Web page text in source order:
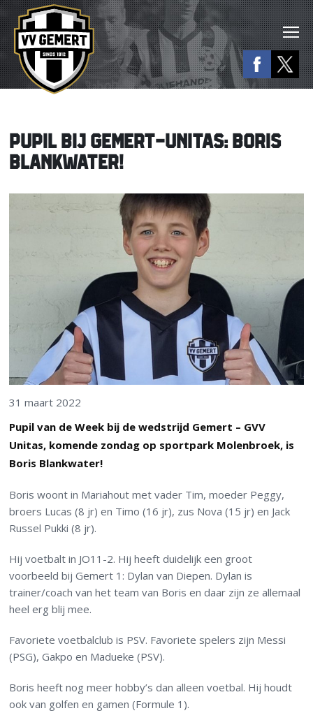
PUPIL BIJ GEMERT-UNITAS: BORIS
BLANKWATER!
31 maart 2022
Pupil van de Week bij de wedstrijd Gemert – GVV
Unitas, komende zondag op sportpark Molenbroek, is
Boris Blankwater!
Boris woont in Mariahout met vader Tim, moeder Peggy,
broers Lucas (8 jr) en Timo (16 jr), zus Nova (15 jr) en Jack
Russel Pukki (8 jr).
Hij voetbalt in JO11-2. Hij heeft duidelijk een groot
voorbeeld bij Gemert 1: Dylan van Diepen. Dylan is
trainer/coach van het team van Boris en daar zijn ze allemaal
heel erg blij mee.
Favoriete voetbalclub is PSV. Favoriete spelers zijn Messi
(PSG), Gakpo en Madueke (PSV).
Boris heeft nog meer hobby’s dan alleen voetbal. Hij houdt
ook van golfen en gamen (Formule 1).